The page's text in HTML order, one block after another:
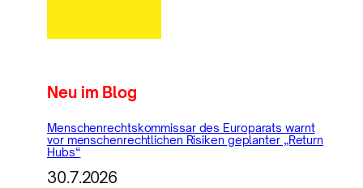
Neu im Blog
Menschenrechtskommissar des Europarats warnt
vor menschenrechtlichen Risiken geplanter „Return
Hubs“
30.7.2026